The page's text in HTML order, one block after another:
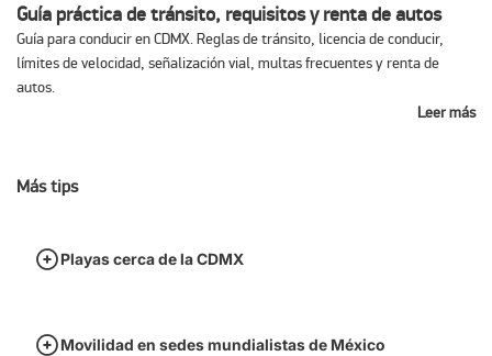
Guía práctica de tránsito, requisitos y renta de autos
Guía para conducir en CDMX. Reglas de tránsito, licencia de conducir,
límites de velocidad, señalización vial, multas frecuentes y renta de
autos.
Leer más
Más tips
Playas cerca de la CDMX
Movilidad en sedes mundialistas de México